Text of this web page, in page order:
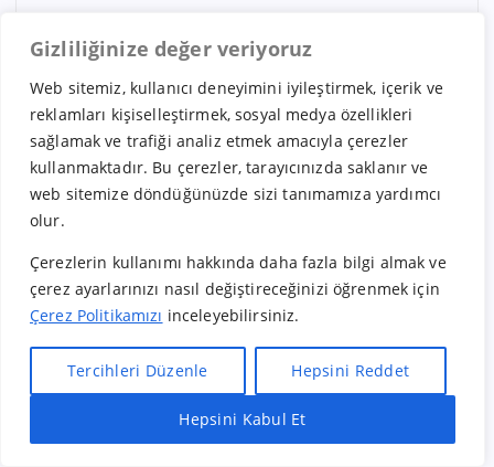
Gizliliğinize değer veriyoruz
Web sitemiz, kullanıcı deneyimini iyileştirmek, içerik ve
reklamları kişiselleştirmek, sosyal medya özellikleri
sağlamak ve trafiği analiz etmek amacıyla çerezler
kullanmaktadır. Bu çerezler, tarayıcınızda saklanır ve
web sitemize döndüğünüzde sizi tanımamıza yardımcı
olur.
Çerezlerin kullanımı hakkında daha fazla bilgi almak ve
çerez ayarlarınızı nasıl değiştireceğinizi öğrenmek için
Çerez Politikamızı inceleyebilirsiniz.
Tercihleri Düzenle Hepsini Reddet
Hepsini Kabul Et
Güzellik Merkezi bayilikleri
Hindistan Bayilikleri
Hollanda Bayilikleri
İngiltere bayilikleri
İsviçre Bayilikleri
İtalya Bayilikleri
Japonya Bayilikleri
Hızlı Bayilik Al